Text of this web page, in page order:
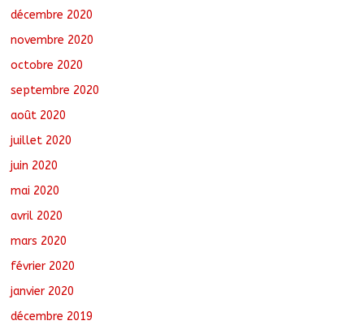
décembre 2020
novembre 2020
octobre 2020
septembre 2020
août 2020
juillet 2020
juin 2020
mai 2020
avril 2020
mars 2020
février 2020
janvier 2020
décembre 2019